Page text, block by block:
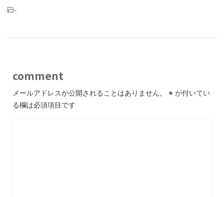
-
comment
メールアドレスが公開されることはありません。 ※ が付いてい
る欄は必須項目です